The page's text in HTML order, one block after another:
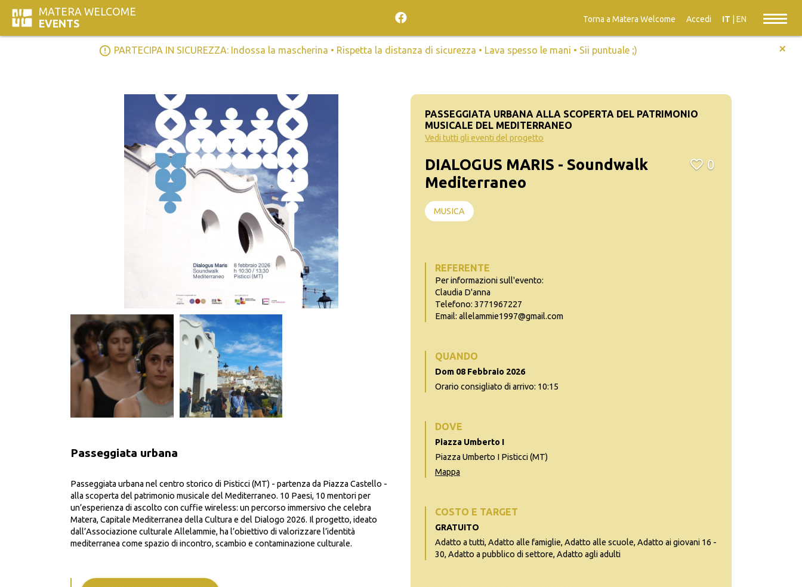
MATERA WELCOME
EVENTS
Torna a Matera Welcome Accedi IT EN
error_outline PARTECIPA IN SICUREZZA: Indossa la mascherina • Rispetta la distanza di sicurezza • Lava spesso le mani • Sii puntuale ;) +
Passeggiata urbana
Passeggiata urbana nel centro storico di Pisticci (MT) - partenza da Piazza Castello -
alla scoperta del patrimonio musicale del Mediterraneo. 10 Paesi, 10 mentori per
un’esperienza di ascolto con cuffie wireless: un percorso immersivo che celebra
Matera, Capitale Mediterranea della Cultura e del Dialogo 2026. Il progetto, ideato
dall’Associazione culturale Allelammie, ha l’obiettivo di valorizzare l’identità
mediterranea come spazio di incontro, scambio e contaminazione culturale.
PASSEGGIATA URBANA ALLA SCOPERTA DEL PATRIMONIO
MUSICALE DEL MEDITERRANEO
Vedi tutti gli eventi del progetto
DIALOGUS MARIS - Soundwalk
Mediterraneo
0
MUSICA
REFERENTE
Per informazioni sull'evento:
Claudia D'anna
Telefono: 3771967227
Email: allelammie1997@gmail.com
QUANDO
Dom 08 Febbraio 2026
Orario consigliato di arrivo: 10:15
DOVE
Piazza Umberto I
Piazza Umberto I Pisticci (MT)
Mappa
COSTO E TARGET
GRATUITO
Adatto a tutti, Adatto alle famiglie, Adatto alle scuole, Adatto ai giovani 16 -
30, Adatto a pubblico di settore, Adatto agli adulti